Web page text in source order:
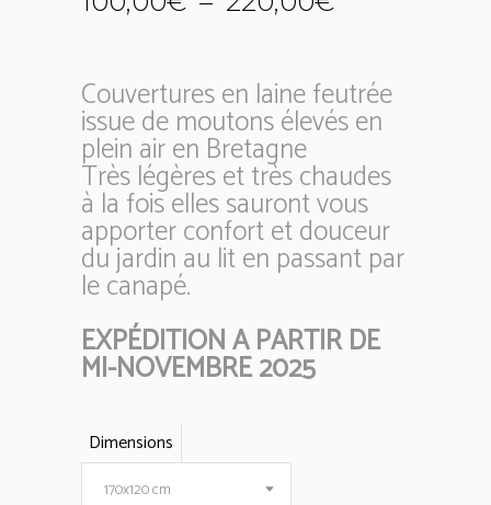
100,00€
à
220,00€
Couvertures en laine feutrée
issue de moutons élevés en
plein air en Bretagne
Très légères et très chaudes
à la fois elles sauront vous
apporter confort et douceur
du jardin au lit en passant par
le canapé.
EXPÉDITION A PARTIR DE
MI-NOVEMBRE 2025
Dimensions
170x120 cm